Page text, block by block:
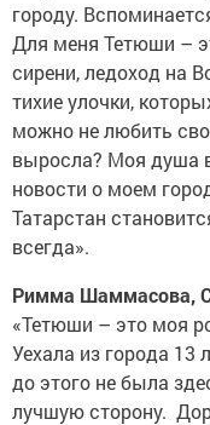
городу.
Для меня Тетюши –
сирени, ледоход на
тихие улочки,
можно не любить
выросла? Моя душа
новости о моем
Татарстан
всегда».
Римма Шаммасова,
«Тетюши – это моя
Уеха­ла из города 13
до этого не была
лучшую сторону.